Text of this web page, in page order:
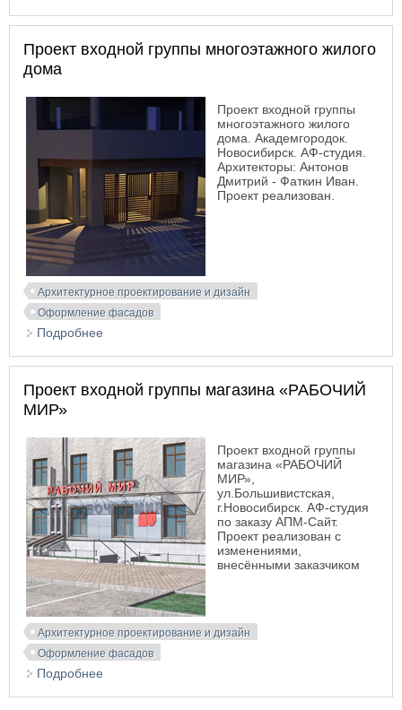
Проект входной группы многоэтажного жилого
дома
Проект входной группы
многоэтажного жилого
дома. Академгородок.
Новосибирск. АФ-студия.
Архитекторы: Антонов
Дмитрий - Фаткин Иван.
Проект реализован.
Архитектурное проектирование и дизайн
Оформление фасадов
Подробнее
Проект входной группы магазина «РАБОЧИЙ
МИР»
Проект входной группы
магазина «РАБОЧИЙ
МИР»,
ул.Большивистская,
г.Новосибирск. АФ-студия
по заказу АПМ-Сайт.
Проект реализован с
изменениями,
внесёнными заказчиком
Архитектурное проектирование и дизайн
Оформление фасадов
Подробнее